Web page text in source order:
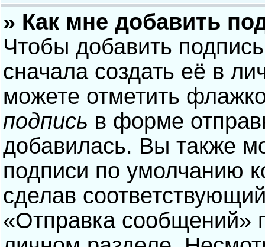
» Как мне добавить
Чтобы добавить
сначала создать её в
можете отметить
подпись в форме
добавилась. Вы также
подписи по умолчанию
сделав
«Отправка сообщений»